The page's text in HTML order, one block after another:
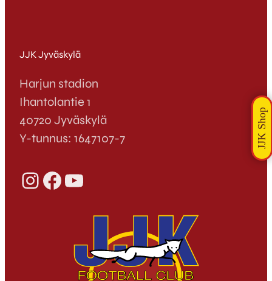
JJK Jyväskylä
Harjun stadion
Ihantolantie 1
40720 Jyväskylä
Y-tunnus: 1647107-7
InstagramFacebook YouTube